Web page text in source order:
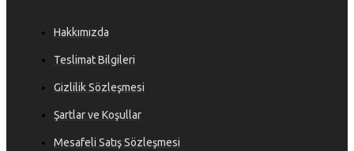
Hakkımızda
Teslimat Bilgileri
Gizlilik Sözleşmesi
Şartlar ve Koşullar
Mesafeli Satış Sözleşmesi